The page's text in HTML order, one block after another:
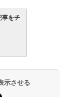
事をチ
示させる